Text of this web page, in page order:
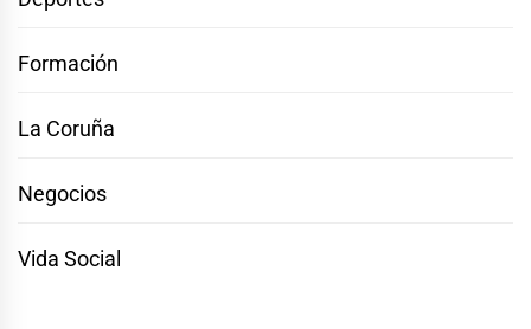
Formación
La Coruña
Negocios
Vida Social